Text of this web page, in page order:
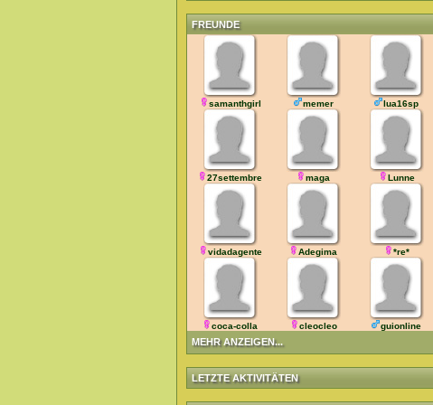
FREUNDE
MEHR ANZEIGEN...
samanthgirl memer lua16sp
27settembre maga Lunne
vidadagente Adegima *re*
coca-colla cleocleo guionline
LETZTE AKTIVITÄTEN